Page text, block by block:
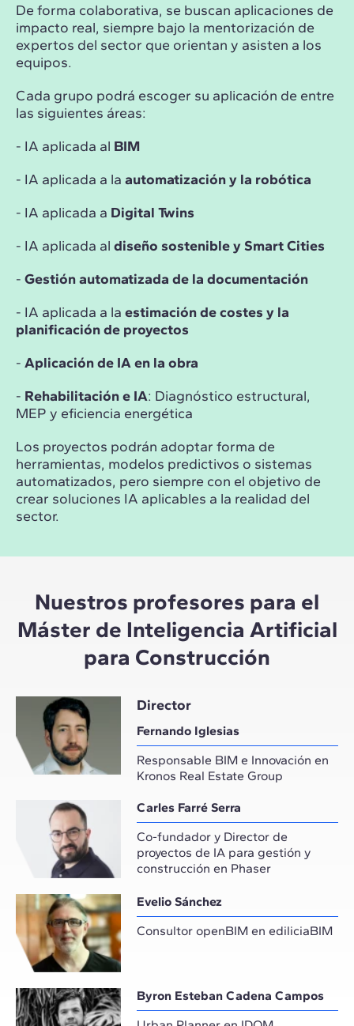
De forma colaborativa, se buscan aplicaciones de
impacto real, siempre bajo la mentorización de
expertos del sector que orientan y asisten a los
equipos.
Cada grupo podrá escoger su aplicación de entre
las siguientes áreas:
- IA aplicada al BIM
- IA aplicada a la automatización y la robótica
- IA aplicada a Digital Twins
- IA aplicada al diseño sostenible y Smart Cities
- Gestión automatizada de la documentación
- IA aplicada a la estimación de costes y la
planificación de proyectos
- Aplicación de IA en la obra
- Rehabilitación e IA: Diagnóstico estructural,
MEP y eficiencia energética
Los proyectos podrán adoptar forma de
herramientas, modelos predictivos o sistemas
automatizados, pero siempre con el objetivo de
crear soluciones IA aplicables a la realidad del
sector.
Nuestros profesores para el
Máster de Inteligencia Artificial
para Construcción
Director
Fernando Iglesias
Responsable BIM e Innovación en
Kronos Real Estate Group
Carles Farré Serra
Co-fundador y Director de
proyectos de IA para gestión y
construcción en Phaser
Evelio Sánchez
Consultor openBIM en ediliciaBIM
Byron Esteban Cadena Campos